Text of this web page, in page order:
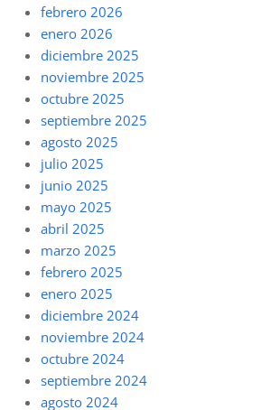
febrero 2026
enero 2026
diciembre 2025
noviembre 2025
octubre 2025
septiembre 2025
agosto 2025
julio 2025
junio 2025
mayo 2025
abril 2025
marzo 2025
febrero 2025
enero 2025
diciembre 2024
noviembre 2024
octubre 2024
septiembre 2024
agosto 2024